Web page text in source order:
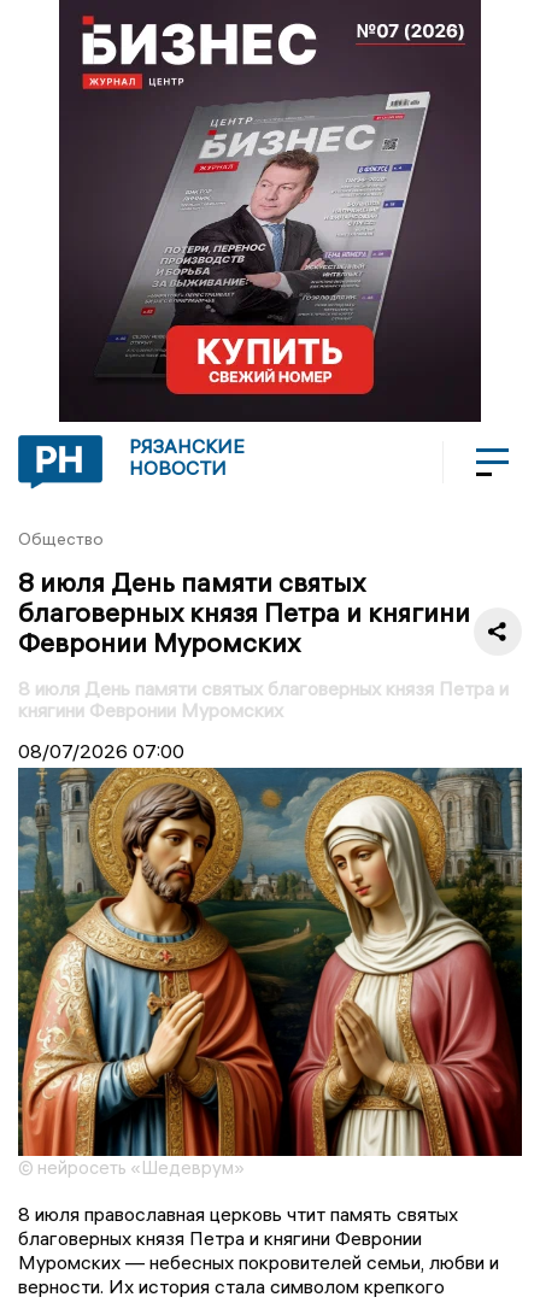
РЯЗАНСКИЕ
НОВОСТИ
Общество
8 июля День памяти святых
благоверных князя Петра и княгини
Февронии Муромских
8 июля День памяти святых благоверных князя Петра и
княгини Февронии Муромских
08/07/2026 07:00
© нейросеть «Шедеврум»
8 июля православная церковь чтит память святых
благоверных князя Петра и княгини Февронии
Муромских — небесных покровителей семьи, любви и
верности. Их история стала символом крепкого